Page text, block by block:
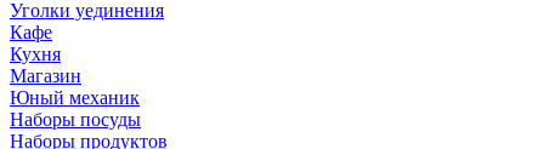
Уголки уединения
Кафе
Кухня
Магазин
Юный механик
Наборы посуды
Наборы продуктов